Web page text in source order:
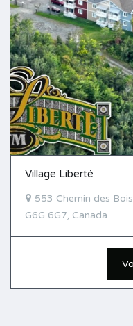
Village Liberté
553 Chemin des
G6G 6G7, Canada